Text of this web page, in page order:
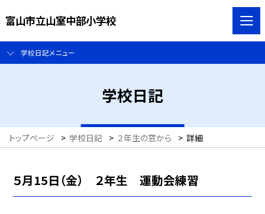
富山市立山室中部小学校
学校日記メニュー
学校日記
トップページ > 学校日記 > ２年生の窓から > 詳細
５月15日（金） ２年生 運動会練習